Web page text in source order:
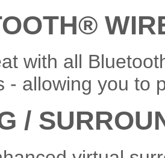
with all
- allowing you to
/